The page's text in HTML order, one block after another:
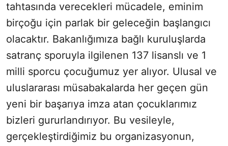
tahtasında verecekleri mücadele, eminim
birçoğu için parlak bir geleceğin başlangıcı
olacaktır. Bakanlığımıza bağlı kuruluşlarda
satranç sporuyla ilgilenen 137 lisanslı ve 1
milli sporcu çocuğumuz yer alıyor. Ulusal ve
uluslararası müsabakalarda her geçen gün
yeni bir başarıya imza atan çocuklarımız
bizleri gururlandırıyor. Bu vesileyle,
gerçekleştirdiğimiz bu organizasyonun,